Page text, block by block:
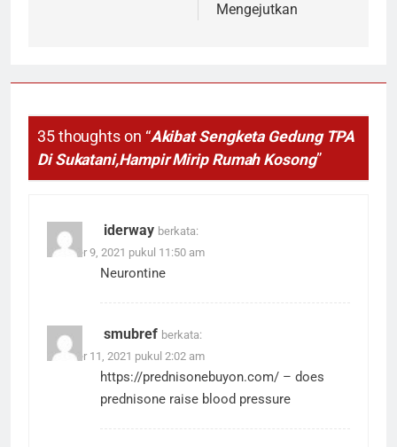
Mengejutkan
35 thoughts on “Akibat Sengketa Gedung TPA
Di Sukatani,Hampir Mirip Rumah Kosong”
iderway berkata:
Oktober 9, 2021 pukul 11:50 am
Neurontine
smubref berkata:
Oktober 11, 2021 pukul 2:02 am
https://prednisonebuyon.com/ – does
prednisone raise blood pressure